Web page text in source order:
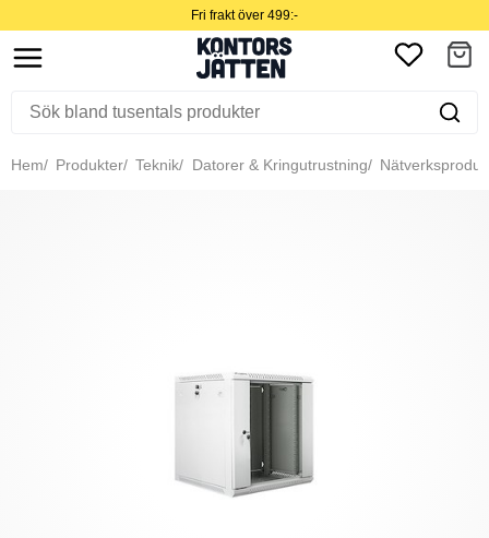
Fri frakt över 499:-
Hem Produkter Teknik Datorer & Kringutrustning